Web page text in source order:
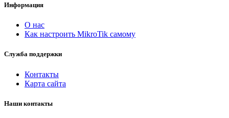
Информация
О нас
Как настроить MikroTik самому
Служба поддержки
Контакты
Карта сайта
Наши контакты